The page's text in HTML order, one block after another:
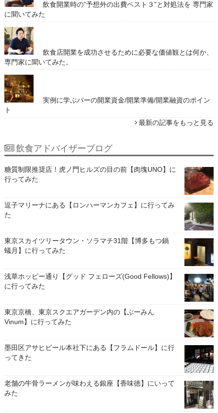
飲食開業時の”予想外の出費ベスト３”と対処法を 専門家
に聞いてみた
飲食店開業を成功させるために必要な価値観とは何か、
専門家に聞いてみた。
実例に学ぶバーの開業資金/開業準備/開業融資のポイン
ト
最新の記事をもっと見る
飲食アドバイザーブログ
糖質制限推奨店！虎ノ門ヒルズの目の前【肉塊UNO】に
行ってみた
逗子マリーナにある【ロンハーマンカフェ】に行ってみ
た
東京スカイツリータウン・ソラマチ31階【博多もつ鍋
蟻月】に行ってみた
浅草ホッピー通り【グッド フェローズ(Good Fellows)】
に行ってみた
東京京橋、東京スクエアガーデン内の【ぶーみん
Vinum】に行ってみた
墨田区アサヒビール本社下にある【フラムドール】に行
ってきた
老舗の牛骨ラーメンが味わえる銀座【香味徳】にいって
みた